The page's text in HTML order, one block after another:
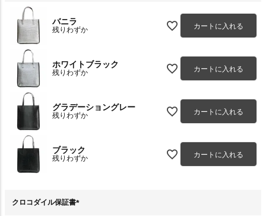
バニラ
残りわずか カートに入れる
ホワイトブラック
残りわずか カートに入れる
グラデーショングレー
残りわずか カートに入れる
ブラック
残りわずか カートに入れる
クロコダイル保証書